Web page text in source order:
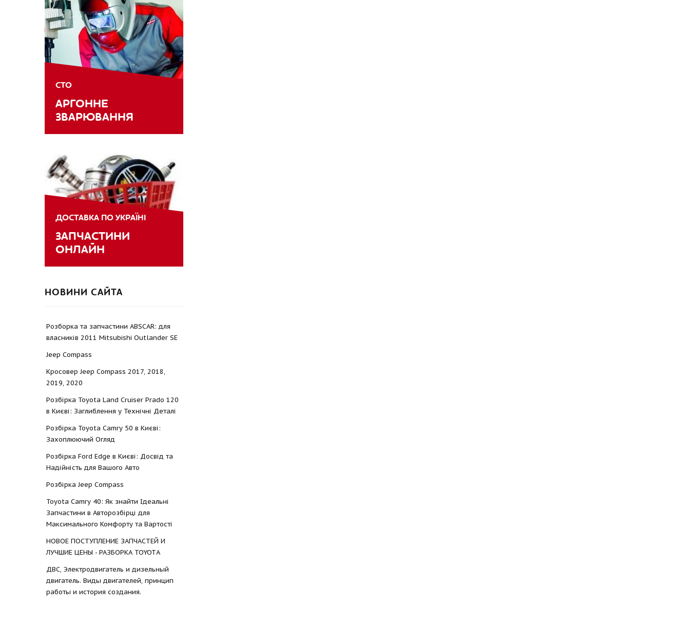
СТО
АРГОННЕ
ЗВАРЮВАННЯ
ДОСТАВКА ПО УКРАЇНІ
ЗАПЧАСТИНИ
ОНЛАЙН
НОВИНИ САЙТА
Розборка та запчастини ABSCAR: для
власників 2011 Mitsubishi Outlander SE
Jeep Compass
Кросовер Jeep Compass 2017, 2018,
2019, 2020
Розбірка Toyota Land Cruiser Prado 120
в Києві: Заглиблення у Технічні Деталі
Розбірка Toyota Camry 50 в Києві:
Захоплюючий Огляд
Розбірка Ford Edge в Києві: Досвід та
Надійність для Вашого Авто
Розбірка Jeep Compass
Toyota Camry 40: Як знайти Ідеальні
Запчастини в Авторозбірці для
Максимального Комфорту та Вартості
НОВОЕ ПОСТУПЛЕНИЕ ЗАПЧАСТЕЙ И
ЛУЧШИЕ ЦЕНЫ - РАЗБОРКА TOYOTА
ДВС, Электродвигатель и дизельный
двигатель. Виды двигателей, принцип
работы и история создания.